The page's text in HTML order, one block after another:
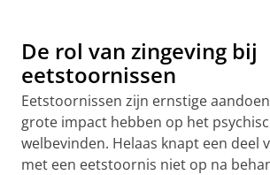
De rol van zingeving bij
eetstoornissen
Eetstoornissen zijn ernstige
grote impact hebben op het
welbevinden. Helaas knapt een deel
met een eetstoornis niet op na